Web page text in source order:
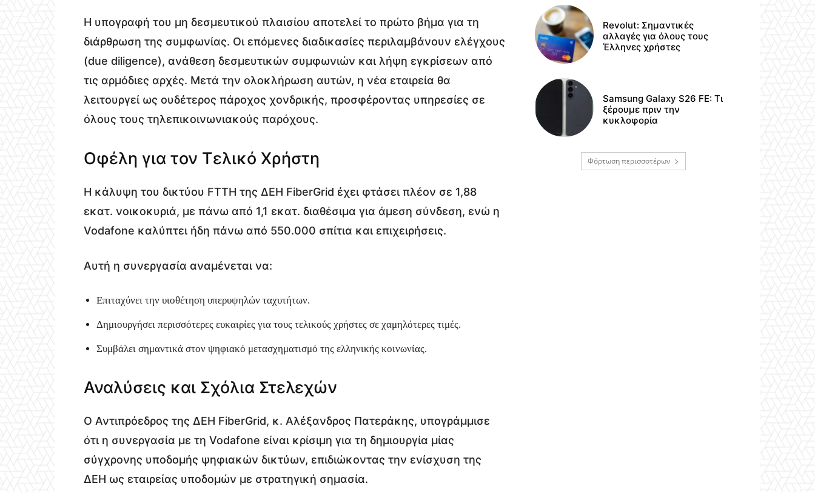
Η υπογραφή του μη δεσμευτικού πλαισίου αποτελεί το πρώτο βήμα για τη
διάρθρωση της συμφωνίας. Οι επόμενες διαδικασίες περιλαμβάνουν ελέγχους
(due diligence), ανάθεση δεσμευτικών συμφωνιών και λήψη εγκρίσεων από
τις αρμόδιες αρχές. Μετά την ολοκλήρωση αυτών, η νέα εταιρεία θα
λειτουργεί ως ουδέτερος πάροχος χονδρικής, προσφέροντας υπηρεσίες σε
όλους τους τηλεπικοινωνιακούς παρόχους.
Οφέλη για τον Τελικό Χρήστη
Η κάλυψη του δικτύου FTTH της ΔΕΗ FiberGrid έχει φτάσει πλέον σε 1,88
εκατ. νοικοκυριά, με πάνω από 1,1 εκατ. διαθέσιμα για άμεση σύνδεση, ενώ η
Vodafone καλύπτει ήδη πάνω από 550.000 σπίτια και επιχειρήσεις.
Αυτή η συνεργασία αναμένεται να:
Επιταχύνει την υιοθέτηση υπερυψηλών ταχυτήτων.
Δημιουργήσει περισσότερες ευκαιρίες για τους τελικούς χρήστες σε χαμηλότερες τιμές.
Συμβάλει σημαντικά στον ψηφιακό μετασχηματισμό της ελληνικής κοινωνίας.
Αναλύσεις και Σχόλια Στελεχών
Ο Αντιπρόεδρος της ΔΕΗ FiberGrid, κ. Αλέξανδρος Πατεράκης, υπογράμμισε
ότι η συνεργασία με τη Vodafone είναι κρίσιμη για τη δημιουργία μίας
σύγχρονης υποδομής ψηφιακών δικτύων, επιδιώκοντας την ενίσχυση της
ΔΕΗ ως εταιρείας υποδομών με στρατηγική σημασία.
Revolut: Σημαντικές
αλλαγές για όλους τους
Έλληνες χρήστες
Samsung Galaxy S26 FE: Τι
ξέρουμε πριν την
κυκλοφορία
Φόρτωση περισσοτέρων